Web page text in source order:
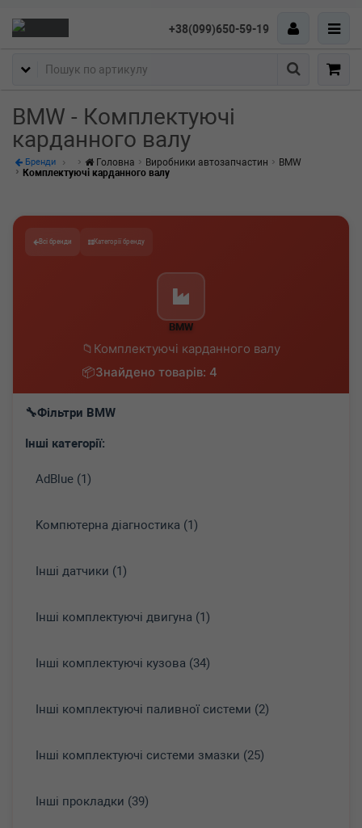
+38(099)650-59-19
Пошук
BMW - Комплектуючі
карданного валу
Бренди Головна Виробники автозапчастин
BMW
Комплектуючі карданного валу
Всі бренди Категорії бренду
BMW
Комплектуючі карданного валу
Знайдено товарів: 4
Фільтри BMW
Інші категорії:
AdBlue (1)
Koмпютepнa діaгнocтикa (1)
Інші датчики (1)
Інші комплектуючі двигуна (1)
Інші комплектуючі кузова (34)
Інші комплектуючі паливної системи (2)
Інші комплектуючі системи змазки (25)
Інші прокладки (39)